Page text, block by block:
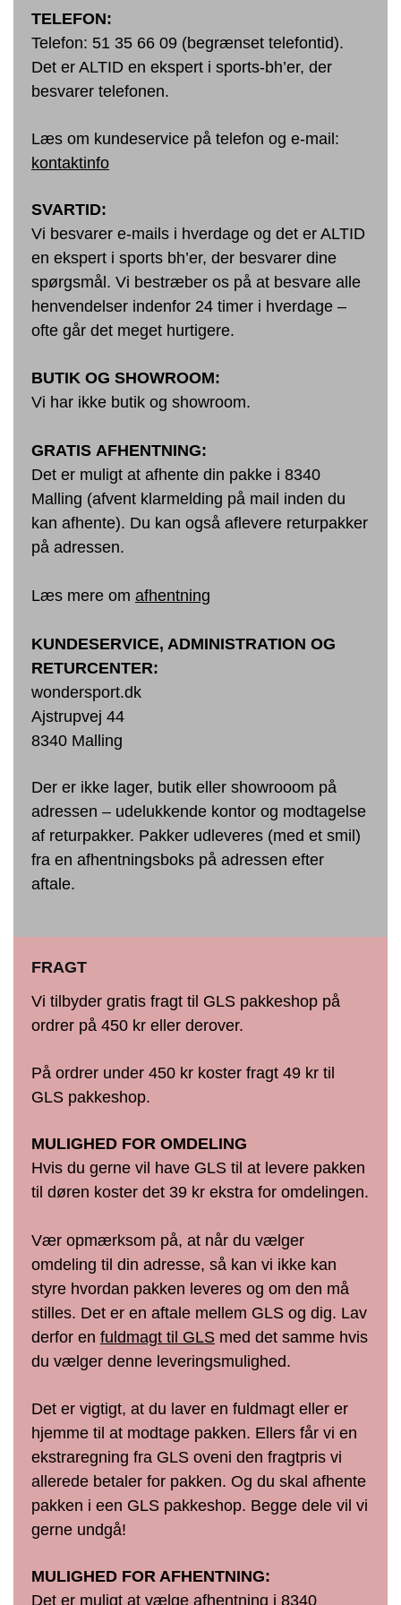
TELEFON:
Telefon: 51 35 66 09 (begrænset telefontid).
Det er ALTID en ekspert i sports-bh’er, der
besvarer telefonen.
Læs om kundeservice på telefon og e-mail:
kontaktinfo
SVARTID:
Vi besvarer e-mails i hverdage og det er ALTID
en ekspert i sports bh’er, der besvarer dine
spørgsmål. Vi bestræber os på at besvare alle
henvendelser indenfor 24 timer i hverdage –
ofte går det meget hurtigere.
BUTIK OG SHOWROOM:
Vi har ikke butik og showroom.
GRATIS AFHENTNING:
Det er muligt at afhente din pakke i 8340
Malling (afvent klarmelding på mail inden du
kan afhente). Du kan også aflevere returpakker
på adressen.
Læs mere om afhentning
KUNDESERVICE, ADMINISTRATION OG
RETURCENTER:
wondersport.dk
Ajstrupvej 44
8340 Malling
Der er ikke lager, butik eller showrooom på
adressen – udelukkende kontor og modtagelse
af returpakker. Pakker udleveres (med et smil)
fra en afhentningsboks på adressen efter
aftale.
FRAGT
Vi tilbyder gratis fragt til GLS pakkeshop på
ordrer på 450 kr eller derover.
På ordrer under 450 kr koster fragt 49 kr til
GLS pakkeshop.
MULIGHED FOR OMDELING
Hvis du gerne vil have GLS til at levere pakken
til døren koster det 39 kr ekstra for omdelingen.
Vær opmærksom på, at når du vælger
omdeling til din adresse, så kan vi ikke kan
styre hvordan pakken leveres og om den må
stilles. Det er en aftale mellem GLS og dig. Lav
derfor en fuldmagt til GLS med det samme hvis
du vælger denne leveringsmulighed.
Det er vigtigt, at du laver en fuldmagt eller er
hjemme til at modtage pakken. Ellers får vi en
ekstraregning fra GLS oveni den fragtpris vi
allerede betaler for pakken. Og du skal afhente
pakken i een GLS pakkeshop. Begge dele vil vi
gerne undgå!
MULIGHED FOR AFHENTNING:
Det er muligt at vælge afhentning i 8340